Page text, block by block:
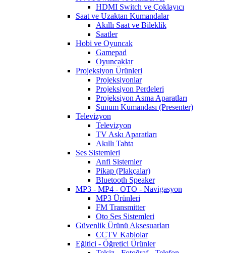
HDMI Switch ve Çoklayıcı
Saat ve Uzaktan Kumandalar
Akıllı Saat ve Bileklik
Saatler
Hobi ve Oyuncak
Gamepad
Oyuncaklar
Projeksiyon Ürünleri
Projeksiyonlar
Projeksiyon Perdeleri
Projeksiyon Asma Aparatları
Sunum Kumandası (Presenter)
Televizyon
Televizyon
TV Askı Aparatları
Akıllı Tahta
Ses Sistemleri
Anfi Sistemler
Pikap (Plakçalar)
Bluetooth Speaker
MP3 - MP4 - OTO - Navigasyon
MP3 Ürünleri
FM Transmitter
Oto Ses Sistemleri
Güvenlik Ürünü Aksesuarları
CCTV Kablolar
Eğitici - Öğretici Ürünler